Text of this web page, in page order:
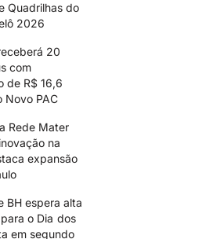
Quadrilhas do
2026
20
com
de R$ 16,6
Novo PAC
Rede Mater
na
expansão
BH espera alta
o Dia dos
em segundo